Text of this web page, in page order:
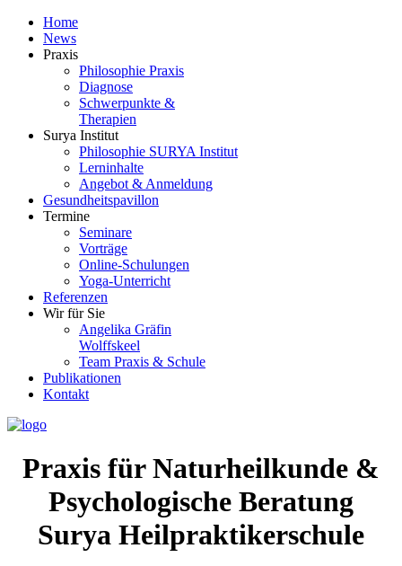
Home
News
Praxis
Philosophie Praxis
Diagnose
Schwerpunkte &
Therapien
Surya Institut
Philosophie SURYA Institut
Lerninhalte
Angebot & Anmeldung
Gesundheitspavillon
Termine
Seminare
Vorträge
Online-Schulungen
Yoga-Unterricht
Referenzen
Wir für Sie
Angelika Gräfin
Wolffskeel
Team Praxis & Schule
Publikationen
Kontakt
Praxis für Naturheilkunde &
Psychologische Beratung
Surya Heilpraktikerschule